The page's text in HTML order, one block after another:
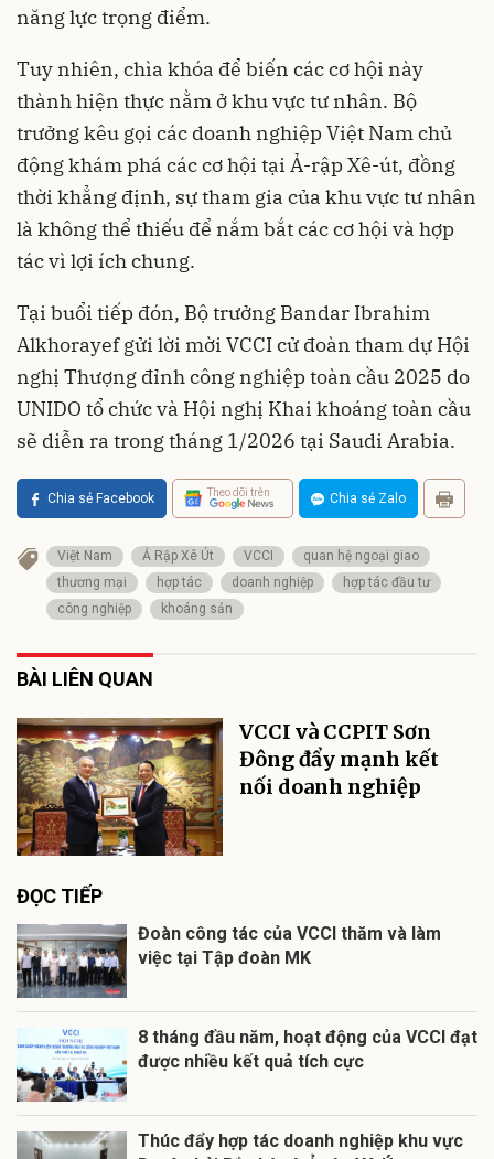
năng lực trọng điểm.
Tuy nhiên, chìa khóa để biến các cơ hội này
thành hiện thực nằm ở khu vực tư nhân. Bộ
trưởng kêu gọi các doanh nghiệp Việt Nam chủ
động khám phá các cơ hội tại Ả-rập Xê-út, đồng
thời khẳng định, sự tham gia của khu vực tư nhân
là không thể thiếu để nắm bắt các cơ hội và hợp
tác vì lợi ích chung.
Tại buổi tiếp đón, Bộ trưởng Bandar Ibrahim
Alkhorayef gửi lời mời VCCI cử đoàn tham dự Hội
nghị Thượng đỉnh công nghiệp toàn cầu 2025 do
UNIDO tổ chức và Hội nghị Khai khoáng toàn cầu
sẽ diễn ra trong tháng 1/2026 tại Saudi Arabia.
Chia sẻ Facebook Theo dõi trên Chia sẻ Zalo
Việt Nam Ả Rập Xê Út VCCI
quan hệ ngoại giao
thương mại
hợp tác doanh nghiệp
hợp tác đầu tư
công nghiệp
khoáng sản
BÀI LIÊN QUAN
VCCI và CCPIT Sơn
Đông đẩy mạnh kết
nối doanh nghiệp
ĐỌC TIẾP
Đoàn công tác của VCCI thăm và làm
việc tại Tập đoàn MK
8 tháng đầu năm, hoạt động của VCCI đạt
được nhiều kết quả tích cực
Thúc đẩy hợp tác doanh nghiệp khu vực